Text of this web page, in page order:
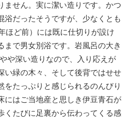
ません。実に潔い造りです。かつ
浴だったそうですが、少なくとも
ほど前）には既に仕切りが設け
まで男女別浴です。岩風呂の大き
や深い造りなので、入り応えが
い緑の木々、そして後背ではせせ
をたっぷりと感じられるのんびり
にはご当地産と思しき伊豆青石が
くたびに足裏から伝わってくる感